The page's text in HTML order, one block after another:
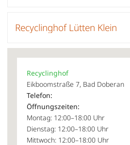
Recyclinghof Lütten Klein
Recyclinghof
Eikboomstraße 7, Bad Doberan
Telefon:
Öffnungszeiten:
Montag: 12:00–18:00 Uhr
Dienstag: 12:00–18:00 Uhr
Mittwoch: 12:00–18:00 Uhr